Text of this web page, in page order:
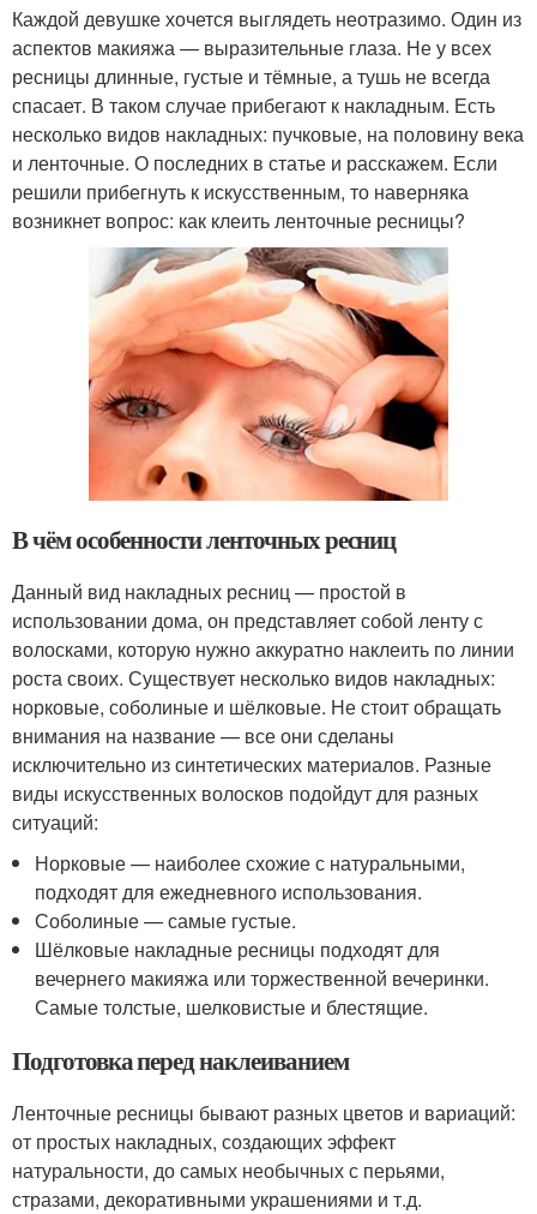
Каждой девушке хочется выглядеть неотразимо. Один из
аспектов макияжа — выразительные глаза. Не у всех
ресницы длинные, густые и тёмные, а тушь не всегда
спасает. В таком случае прибегают к накладным. Есть
несколько видов накладных: пучковые, на половину века
и ленточные. О последних в статье и расскажем. Если
решили прибегнуть к искусственным, то наверняка
возникнет вопрос: как клеить ленточные ресницы?
В чём особенности ленточных ресниц
Данный вид накладных ресниц — простой в
использовании дома, он представляет собой ленту с
волосками, которую нужно аккуратно наклеить по линии
роста своих. Существует несколько видов накладных:
норковые, соболиные и шёлковые. Не стоит обращать
внимания на название — все они сделаны
исключительно из синтетических материалов. Разные
виды искусственных волосков подойдут для разных
ситуаций:
Норковые — наиболее схожие с натуральными,
подходят для ежедневного использования.
Соболиные — самые густые.
Шёлковые накладные ресницы подходят для
вечернего макияжа или торжественной вечеринки.
Самые толстые, шелковистые и блестящие.
Подготовка перед наклеиванием
Ленточные ресницы бывают разных цветов и вариаций:
от простых накладных, создающих эффект
натуральности, до самых необычных с перьями,
стразами, декоративными украшениями и т.д.